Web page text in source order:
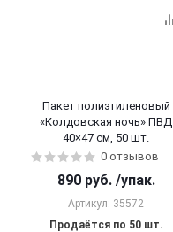
Пакет полиэтиленовый
«Колдовская ночь» ПВД
40×47 см, 50 шт.
0 отзывов
890 руб. /упак.
Артикул: 35572
Продаётся по 50 шт.